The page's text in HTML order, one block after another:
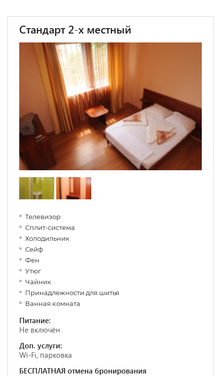
Стандарт 2-х местный
Телевизор
Сплит-система
Холодильник
Сейф
Фен
Утюг
Чайник
Принадлежности для шитья
Ванная комната
Питание:
Не включён
Доп. услуги:
Wi-Fi, парковка
БЕСПЛАТНАЯ отмена бронирования